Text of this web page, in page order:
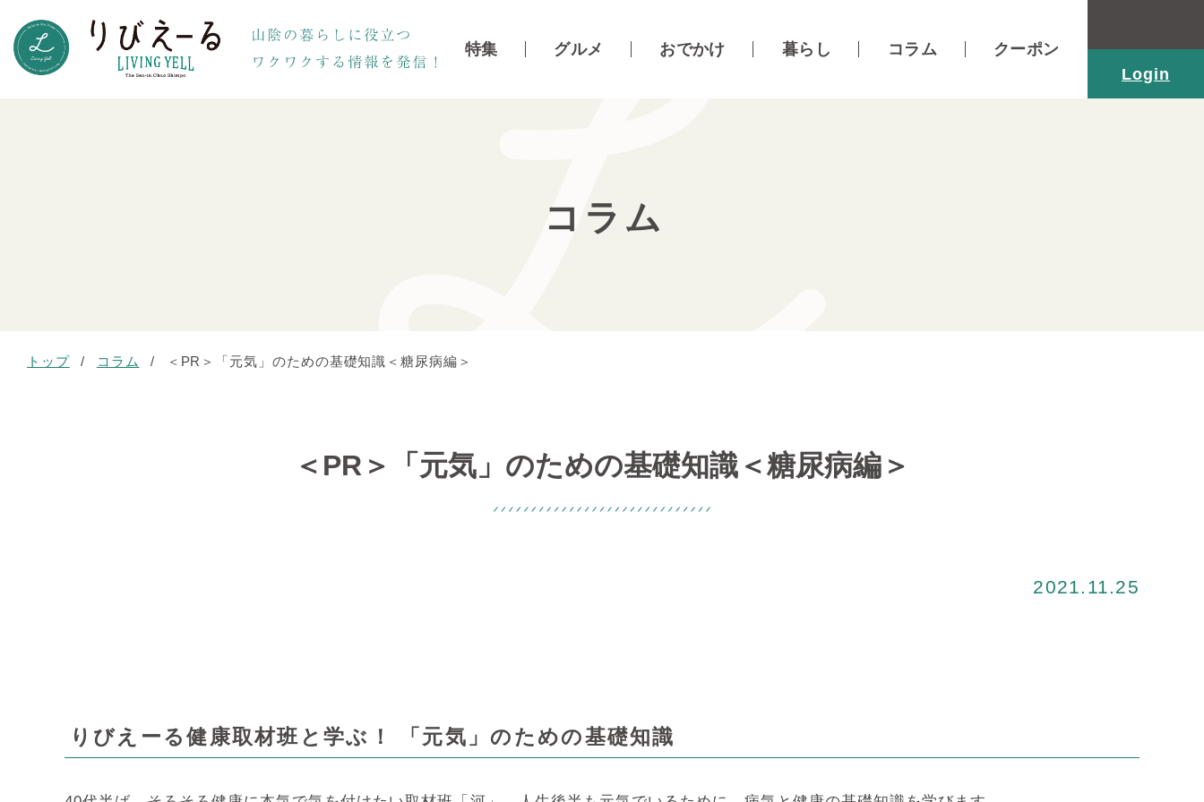
特集 グルメ おでかけ 暮らし コラム
クーポン
Login
コラム
トップ / コラム / ＜PR＞「元気」のための基礎知識＜糖尿病編＞
＜PR＞「元気」のための基礎知識＜糖尿病編＞
2021.11.25
りびえーる健康取材班と学ぶ！ 「元気」のための基礎知識